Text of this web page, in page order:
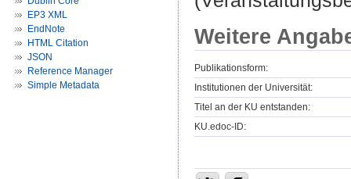
EP3 XML
EndNote
HTML Citation
JSON
Reference Manager
Simple Metadata
Weitere
Publikationsform:
Institutionen der Universität:
Titel an der KU entstanden:
KU.edoc-ID: